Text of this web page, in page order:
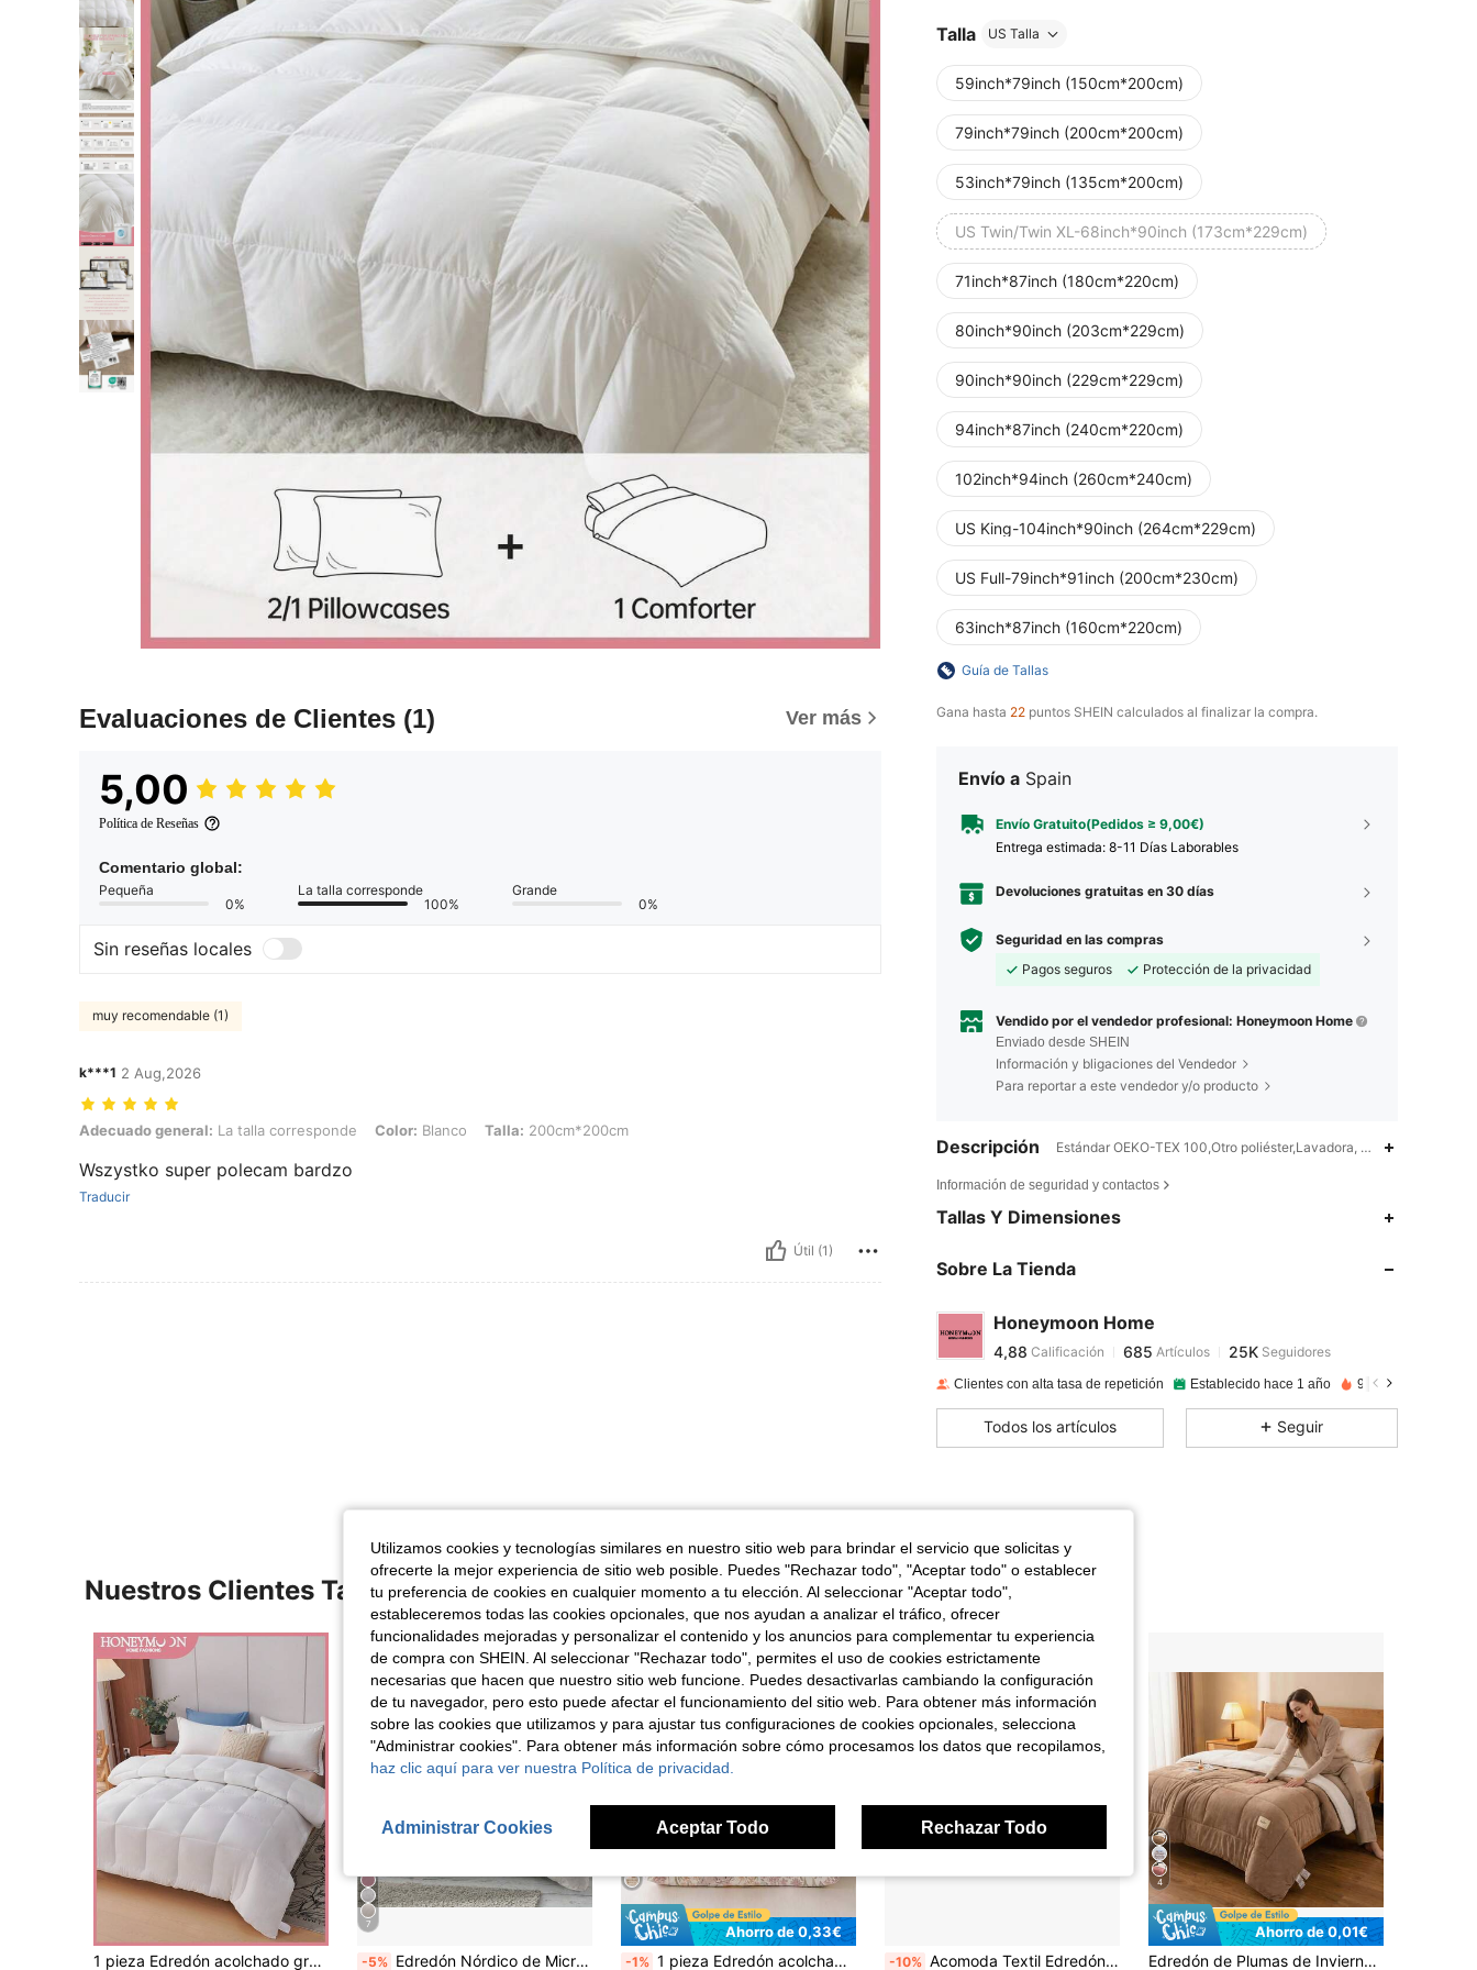
Evaluaciones de Clientes (1) Ver más
5,00
Política de Reseñas
Comentario global:
Pequeña
0%
La talla corresponde
100%
Grande
0%
Sin reseñas locales
muy recomendable (1)
k***1 2 Aug,2026
Adecuado general: La talla corresponde, Color: Blanco, Talla: 200cm*200cm
Adecuado general: La talla corresponde Color: Blanco Talla: 200cm*200cm
Wszystko super polecam bardzo
Traducir
Útil (1)
Talla US Talla
59inch*79inch (150cm*200cm)
79inch*79inch (200cm*200cm)
53inch*79inch (135cm*200cm)
US Twin/Twin XL-68inch*90inch (173cm*229cm)
71inch*87inch (180cm*220cm)
80inch*90inch (203cm*229cm)
90inch*90inch (229cm*229cm)
94inch*87inch (240cm*220cm)
102inch*94inch (260cm*240cm)
US King-104inch*90inch (264cm*229cm)
US Full-79inch*91inch (200cm*230cm)
63inch*87inch (160cm*220cm)
Guía de Tallas
Gana hasta 22 puntos SHEIN calculados al finalizar la compra.
Envío a Spain
Envío Gratuito(Pedidos ≥ 9,00€)
Entrega estimada: 8-11 Días Laborables
Devoluciones gratuitas en 30 días
Seguridad en las compras
Pagos seguros
Protección de la privacidad
Vendido por el vendedor profesional: Honeymoon Home
Enviado desde SHEIN
Información y bligaciones del Vendedor
Para reportar a este vendedor y/o producto
Descripción Estándar OEKO-TEX 100,Otro poliéster,Lavadora, no limpiar en seco
Información de seguridad y contactos
Tallas Y Dimensiones
Sobre La Tienda
Honeymoon Home
4,88
4,88
Calificación
s***0pagadoHace 1 día
4,88 685 25K
4,88
4,88 25K
4,88 25K
685 25K
Clientes con alta tasa de repetición Establecido hace 1 año 99K+ Vendido
Todos los artículos Seguir
Nuestros Clientes También Vieron
1 pieza Edredón acolchado grueso de tela de poliéster para todos los tamaños | Decoración de dormitorio de unicolor elegante | Acento de ropa de cama con estilo, suave, cálido y esponjoso para todas las estaciones
7
-5% Edredón Nórdico de Microfibra Alternativa al plumón,Edredón Relleno Nórdico 4 Estaciones Con Estampado Y Reversible .Variedad de Colores.
Ahorro de 0,33€
-1% 1 pieza Edredón acolchado con estampado floral botánico de flores pequeñas estilo dibujos animados lindo, Versión A de tela de punto, Versión B de terciopelo de felpa de frijol, cómodo para todas las estaciones, con relleno alternativo de plumón, con lazos en las esquinas, cálido, suave, grueso y artesanal, adecuado para dormitorio, habitación de invitados, temporada de regreso a clases, útiles escolares y ropa de cama para dormitorio
-10% Acomoda Textil Edredón/Relleno Nórdico 350gr/m². Relleno Dermoprotector con Tratamiento Aloe Vera, Hipoalergénico y Transpirable con Tacto Plumón para Invierno.
4
Ahorro de 0,01€
Edredón de Plumas de Invierno Engrosado de Lujo - Relleno de Microfibra Ultra Suave, Edredón Acolchado de unicolor, Adecuado para Todas las Estaciones, Lavable a Máquina - Ideal para Dormitorio, Hotel y Habitación de Huéspedes (Fundas de Almohada No Incluidas) Regreso a la Escuela; Suministros Escolares, Ropa de Cama para Dormitorio
Utilizamos cookies y tecnologías similares en nuestro sitio web para brindar el servicio que solicitas y
ofrecerte la mejor experiencia de sitio web posible. Puedes "Rechazar todo", "Aceptar todo" o establecer
tu preferencia de cookies en cualquier momento a tu elección. Al seleccionar "Aceptar todo",
estableceremos todas las cookies opcionales, que nos ayudan a analizar el tráfico, ofrecer
funcionalidades mejoradas y personalizar el contenido y los anuncios para complementar tu experiencia
de compra con SHEIN. Al seleccionar "Rechazar todo", permites el uso de cookies estrictamente
necesarias que hacen que nuestro sitio web funcione. Puedes desactivarlas cambiando la configuración
de tu navegador, pero esto puede afectar el funcionamiento del sitio web. Para obtener más información
sobre las cookies que utilizamos y para ajustar tus configuraciones de cookies opcionales, selecciona
"Administrar cookies". Para obtener más información sobre cómo procesamos los datos que recopilamos,
haz clic aquí para ver nuestra Política de privacidad.
Administrar Cookies Aceptar Todo Rechazar Todo